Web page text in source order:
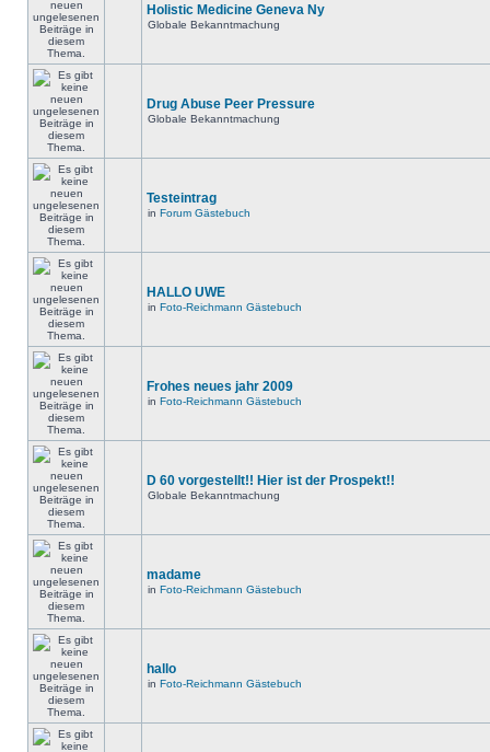
Holistic Medicine Geneva Ny
Globale Bekanntmachung
Drug Abuse Peer Pressure
Globale Bekanntmachung
Testeintrag
in Forum Gästebuch
HALLO UWE
in Foto-Reichmann Gästebuch
Frohes neues jahr 2009
in Foto-Reichmann Gästebuch
D 60 vorgestellt!! Hier ist der Prospekt!!
Globale Bekanntmachung
madame
in Foto-Reichmann Gästebuch
hallo
in Foto-Reichmann Gästebuch